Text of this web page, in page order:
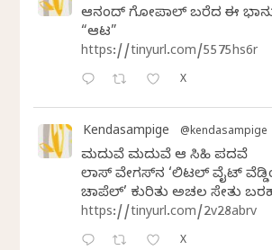
ಆನಂದ್‌ ಗೋಪಾಲ್‌ ಬರೆದ ಈ
“ಆಟ”
https://tinyurl.com/5575hs6r
X
Kendasampige @kendasampige
ಮದುವೆ ಮದುವೆ ಆ ಸಿಹಿ ಪದವೆ
ಲಾಸ್‌ ವೇಗಸ್‌ನ ‘ಲಿಟಲ್ ವೈಟ್
ಚಾಪೆಲ್’ ಕುರಿತು ಅಚಲ ಸೇತು
https://tinyurl.com/2v28abrv
X